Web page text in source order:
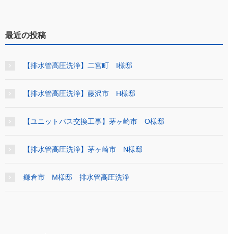
最近の投稿
【排水管高圧洗浄】二宮町 I様邸
【排水管高圧洗浄】藤沢市 H様邸
【ユニットバス交換工事】茅ヶ崎市 O様邸
【排水管高圧洗浄】茅ヶ崎市 N様邸
鎌倉市 M様邸 排水管高圧洗浄